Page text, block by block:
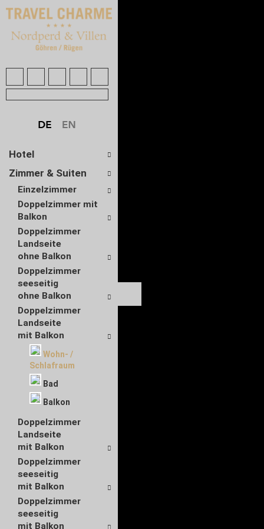
Hotel
Zimmer & Suiten
Einzelzimmer
Doppelzimmer mit
Balkon
Doppelzimmer
Landseite
ohne Balkon
Doppelzimmer
seeseitig
ohne Balkon
Doppelzimmer
Landseite
mit Balkon
Wohn- /
Schlafraum
Bad
Balkon
Doppelzimmer
Landseite
mit Balkon
Doppelzimmer
seeseitig
mit Balkon
Doppelzimmer
seeseitig
mit Balkon